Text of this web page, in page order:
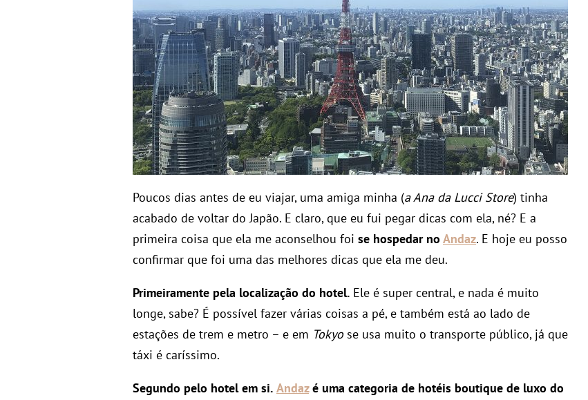
Poucos dias antes de eu viajar, uma amiga minha (a Ana da Lucci Store) tinha
acabado de voltar do Japão. E claro, que eu fui pegar dicas com ela, né? E a
primeira coisa que ela me aconselhou foi se hospedar no Andaz. E hoje eu posso
confirmar que foi uma das melhores dicas que ela me deu.
Primeiramente pela localização do hotel. Ele é super central, e nada é muito
longe, sabe? É possível fazer várias coisas a pé, e também está ao lado de
estações de trem e metro – e em Tokyose usa muito o transporte público, já que
táxi é caríssimo.
Segundo pelo hotel em si. Andazé uma categoria de hotéis boutique de luxo do